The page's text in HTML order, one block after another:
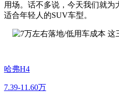
用场。话不多说，今天我们就为
适合年轻人的SUV车型。
哈弗H4
7.39-11.60万